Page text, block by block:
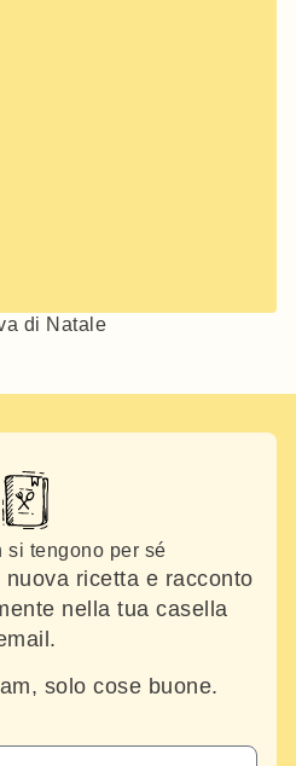
di Natale
si tengono per sé
ricetta e racconto
nella tua casella
solo cose buone.